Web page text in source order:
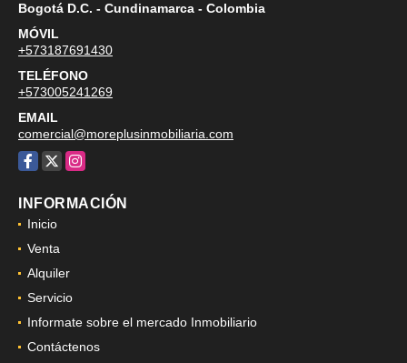
Bogotá D.C. - Cundinamarca - Colombia
MÓVIL
+573187691430
TELÉFONO
+573005241269
EMAIL
comercial@moreplusinmobiliaria.com
Facebook
X Instagram
INFORMACIÓN
Inicio
Venta
Alquiler
Servicio
Informate sobre el mercado Inmobiliario
Contáctenos